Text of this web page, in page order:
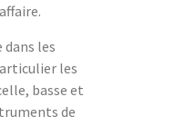
dans les
les
basse et
de